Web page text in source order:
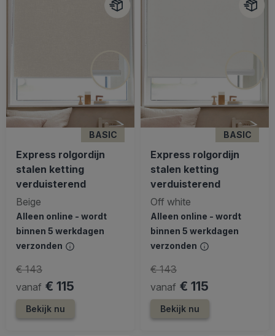
BASIC
Express rolgordijn
stalen ketting
verduisterend
Beige
Alleen online - wordt
binnen 5 werkdagen
verzonden
vanaf € 115
€ 143
Bekijk nu
BASIC
Express rolgordijn
stalen ketting
verduisterend
Off white
Alleen online - wordt
binnen 5 werkdagen
verzonden
vanaf € 115
€ 143
Bekijk nu